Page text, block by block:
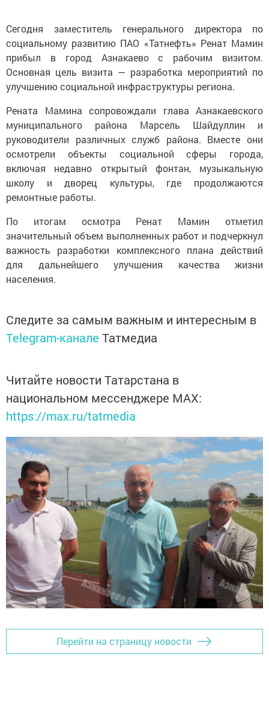
Сегодня заместитель генерального директора по
социальному развитию ПАО «Татнефть» Ренат Мамин
прибыл в город Азнакаево с рабочим визитом.
Основная цель визита — разработка мероприятий по
улучшению социальной инфраструктуры региона.
Рената Мамина сопровождали глава Азнакаевского
муниципального района Марсель Шайдуллин и
руководители различных служб района. Вместе они
осмотрели объекты социальной сферы города,
включая недавно открытый фонтан, музыкальную
школу и дворец культуры, где продолжаются
ремонтные работы.
По итогам осмотра Ренат Мамин отметил
значительный объем выполненных работ и подчеркнул
важность разработки комплексного плана действий
для дальнейшего улучшения качества жизни
населения.
Следите за самым важным и интересным в
Telegram-канале Татмедиа
Читайте новости Татарстана в
национальном мессенджере MАХ:
https://max.ru/tatmedia
Перейти на страницу новости